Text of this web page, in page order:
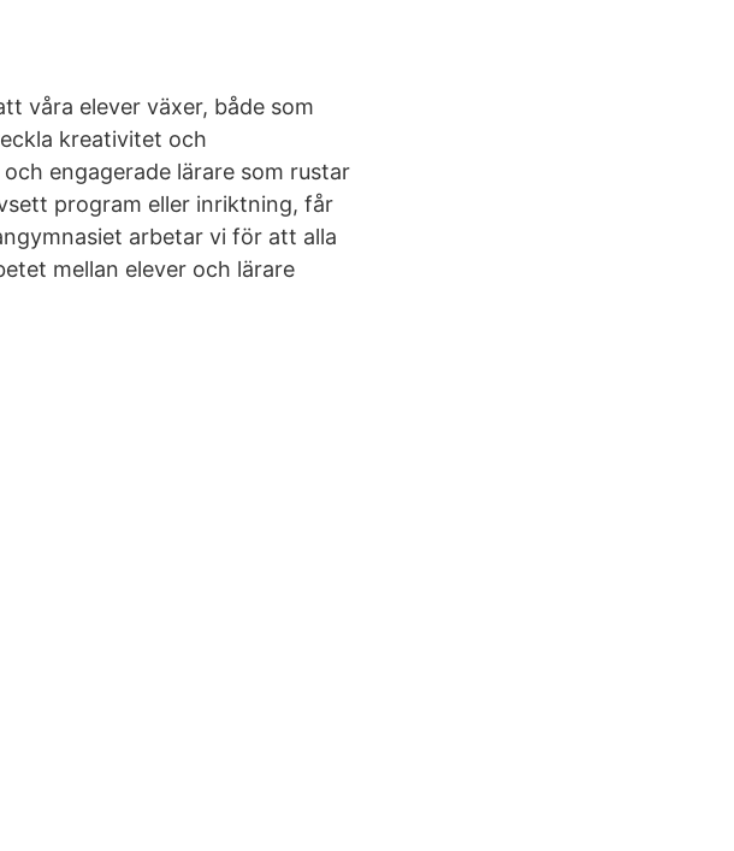
våra elever växer, både som
kreativitet och
engagerade lärare som rustar
program eller inriktning, får
arbetar vi för att alla
mellan elever och lärare